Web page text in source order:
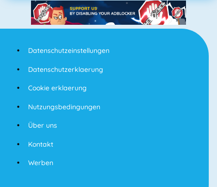
Datenschutzeinstellungen
Datenschutzerklaerung
Cookie erklaerung
Nutzungsbedingungen
Über uns
Kontakt
Werben